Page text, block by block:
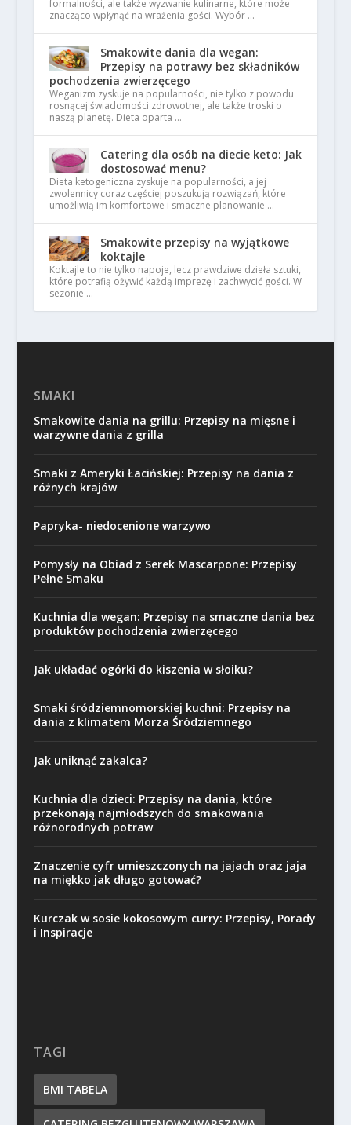
formalności, ale także wyzwanie kulinarne, które może
znacząco wpłynąć na wrażenia gości. Wybór …
Smakowite dania dla wegan:
Przepisy na potrawy bez składników
pochodzenia zwierzęcego
Weganizm zyskuje na popularności, nie tylko z powodu
rosnącej świadomości zdrowotnej, ale także troski o
naszą planetę. Dieta oparta …
Catering dla osób na diecie keto: Jak
dostosować menu?
Dieta ketogeniczna zyskuje na popularności, a jej
zwolennicy coraz częściej poszukują rozwiązań, które
umożliwią im komfortowe i smaczne planowanie …
Smakowite przepisy na wyjątkowe
koktajle
Koktajle to nie tylko napoje, lecz prawdziwe dzieła sztuki,
które potrafią ożywić każdą imprezę i zachwycić gości. W
sezonie …
SMAKI
Smakowite dania na grillu: Przepisy na mięsne i
warzywne dania z grilla
Smaki z Ameryki Łacińskiej: Przepisy na dania z
różnych krajów
Papryka- niedocenione warzywo
Pomysły na Obiad z Serek Mascarpone: Przepisy
Pełne Smaku
Kuchnia dla wegan: Przepisy na smaczne dania bez
produktów pochodzenia zwierzęcego
Jak układać ogórki do kiszenia w słoiku?
Smaki śródziemnomorskiej kuchni: Przepisy na
dania z klimatem Morza Śródziemnego
Jak uniknąć zakalca?
Kuchnia dla dzieci: Przepisy na dania, które
przekonają najmłodszych do smakowania
różnorodnych potraw
Znaczenie cyfr umieszczonych na jajach oraz jaja
na miękko jak długo gotować?
Kurczak w sosie kokosowym curry: Przepisy, Porady
i Inspiracje
TAGI
BMI TABELA